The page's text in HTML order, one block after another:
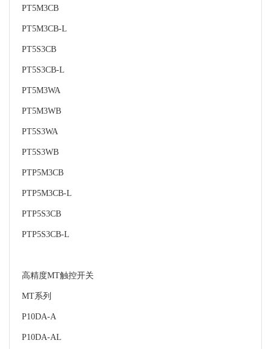
PT5M3CB
PT5M3CB-L
PT5S3CB
PT5S3CB-L
PT5M3WA
PT5M3WB
PT5S3WA
PT5S3WB
PTP5M3CB
PTP5M3CB-L
PTP5S3CB
PTP5S3CB-L
高精度MT触控开关
MT系列
P10DA-A
P10DA-AL